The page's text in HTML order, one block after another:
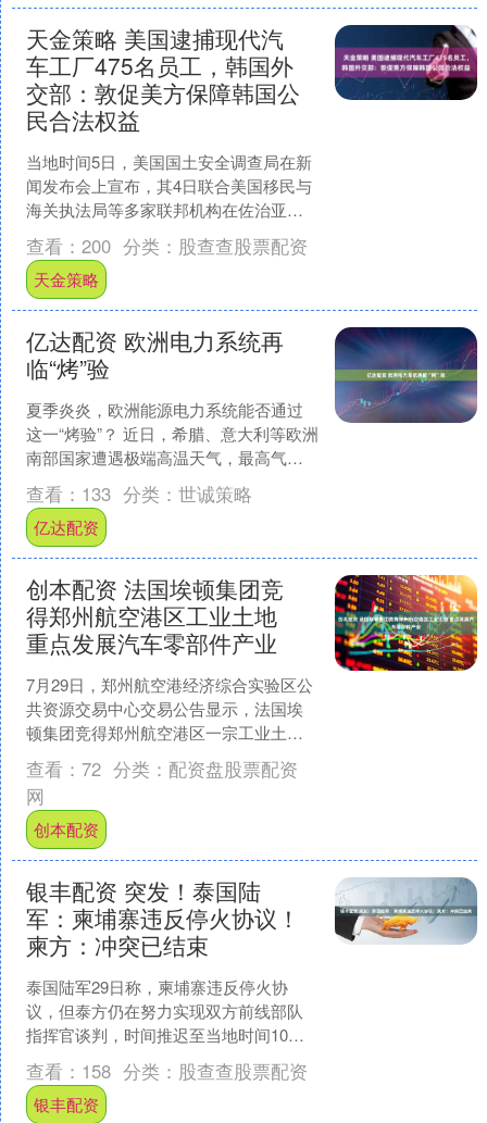
天金策略 美国逮捕现代汽
车工厂475名员工，韩国外
交部：敦促美方保障韩国公
民合法权益
当地时间5日，美国国土安全调查局在新
闻发布会上宣布，其4日联合美国移民与
海关执法局等多家联邦机构在佐治亚州
一家现代汽车工厂展开大规模执法行
动，共拘捕475名疑似....
查看： 200 分类： 股查查股票配资
天金策略
亿达配资 欧洲电力系统再
临“烤”验
夏季炎炎，欧洲能源电力系统能否通过
这一“烤验”？ 近日，希腊、意大利等欧洲
南部国家遭遇极端高温天气，最高气温
甚至突破43摄氏度，多国发布最高级别
高温预警。高温炙....
查看： 133 分类： 世诚策略
亿达配资
创本配资 法国埃顿集团竞
得郑州航空港区工业土地
重点发展汽车零部件产业
7月29日，郑州航空港经济综合实验区公
共资源交易中心交易公告显示，法国埃
顿集团竞得郑州航空港区一宗工业土
地。根据公告，该宗地块位于汽车城片
区，吴州路祥耀路东北角....
查看： 72 分类： 配资盘股票配资
网
创本配资
银丰配资 突发！泰国陆
军：柬埔寨违反停火协议！
柬方：冲突已结束
泰国陆军29日称，柬埔寨违反停火协
议，但泰方仍在努力实现双方前线部队
指挥官谈判，时间推迟至当地时间10
时。柬埔寨国防部发言人马莉淑洁达29
日早上表示，柬泰边境冲....
查看： 158 分类： 股查查股票配资
银丰配资